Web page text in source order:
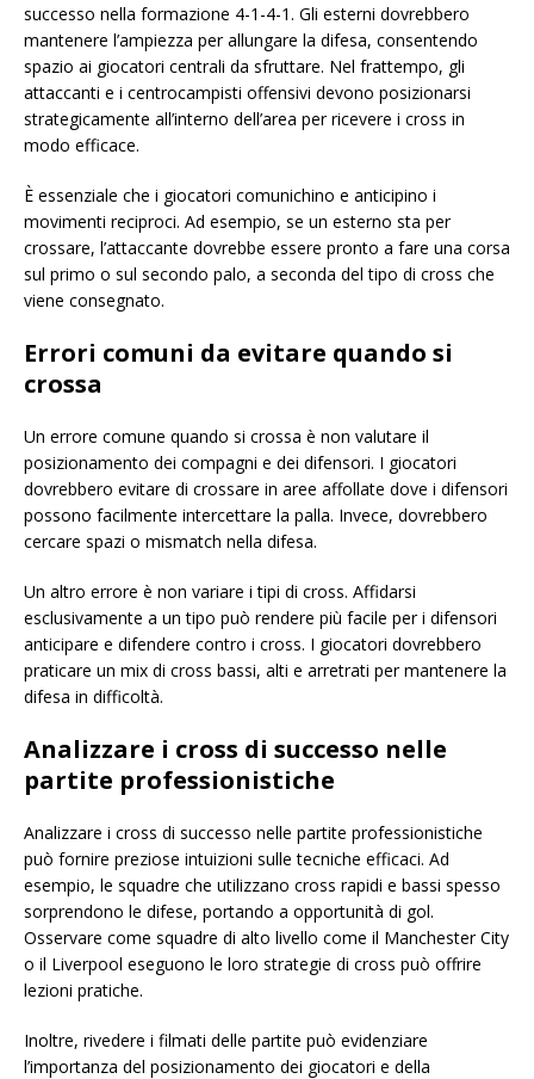
successo nella formazione 4-1-4-1. Gli esterni dovrebbero
mantenere l’ampiezza per allungare la difesa, consentendo
spazio ai giocatori centrali da sfruttare. Nel frattempo, gli
attaccanti e i centrocampisti offensivi devono posizionarsi
strategicamente all’interno dell’area per ricevere i cross in
modo efficace.
È essenziale che i giocatori comunichino e anticipino i
movimenti reciproci. Ad esempio, se un esterno sta per
crossare, l’attaccante dovrebbe essere pronto a fare una corsa
sul primo o sul secondo palo, a seconda del tipo di cross che
viene consegnato.
Errori comuni da evitare quando si
crossa
Un errore comune quando si crossa è non valutare il
posizionamento dei compagni e dei difensori. I giocatori
dovrebbero evitare di crossare in aree affollate dove i difensori
possono facilmente intercettare la palla. Invece, dovrebbero
cercare spazi o mismatch nella difesa.
Un altro errore è non variare i tipi di cross. Affidarsi
esclusivamente a un tipo può rendere più facile per i difensori
anticipare e difendere contro i cross. I giocatori dovrebbero
praticare un mix di cross bassi, alti e arretrati per mantenere la
difesa in difficoltà.
Analizzare i cross di successo nelle
partite professionistiche
Analizzare i cross di successo nelle partite professionistiche
può fornire preziose intuizioni sulle tecniche efficaci. Ad
esempio, le squadre che utilizzano cross rapidi e bassi spesso
sorprendono le difese, portando a opportunità di gol.
Osservare come squadre di alto livello come il Manchester City
o il Liverpool eseguono le loro strategie di cross può offrire
lezioni pratiche.
Inoltre, rivedere i filmati delle partite può evidenziare
l’importanza del posizionamento dei giocatori e della